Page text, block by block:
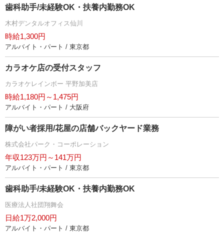
歯科助手/未経験OK・扶養内勤務OK
木村デンタルオフィス仙川
時給1,300円
アルバイト・パート / 東京都
カラオケ店の受付スタッフ
カラオケレインボー 平野加美店
時給1,180円～1,475円
アルバイト・パート / 大阪府
障がい者採用/花屋の店舗バックヤード業務
株式会社パーク・コーポレーション
年収123万円～141万円
アルバイト・パート / 東京都
歯科助手/未経験OK・扶養内勤務OK
医療法人社団翔舞会
日給1万2,000円
アルバイト・パート / 東京都